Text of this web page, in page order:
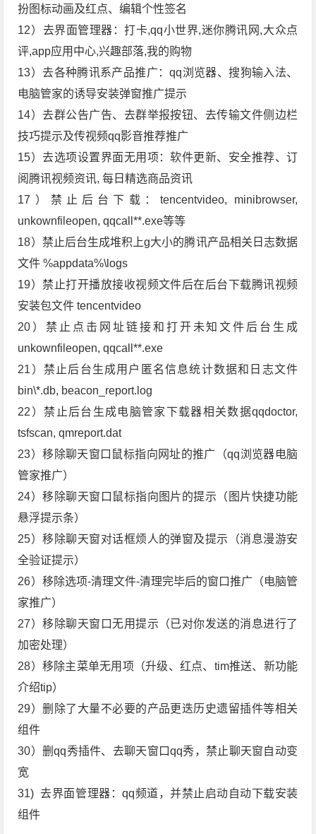
扮图标动画及红点、编辑个性签名
12）去界面管理器：打卡,qq小世界,迷你腾讯网,大众点
评,app应用中心,兴趣部落,我的购物
13）去各种腾讯系产品推广：qq浏览器、搜狗输入法、
电脑管家的诱导安装弹窗推广提示
14）去群公告广告、去群举报按钮、去传输文件侧边栏
技巧提示及传视频qq影音推荐推广
15）去选项设置界面无用项：软件更新、安全推荐、订
阅腾讯视频资讯, 每日精选商品资讯
17）禁止后台下载：tencentvideo, minibrowser,
unkownfileopen, qqcall**.exe等等
18）禁止后台生成堆积上g大小的腾讯产品相关日志数据
文件 %appdata%\logs
19）禁止打开播放接收视频文件后在后台下载腾讯视频
安装包文件 tencentvideo
20）禁止点击网址链接和打开未知文件后台生成
unkownfileopen, qqcall**.exe
21）禁止后台生成用户匿名信息统计数据和日志文件
bin\*.db, beacon_report.log
22）禁止后台生成电脑管家下载器相关数据qqdoctor,
tsfscan, qmreport.dat
23）移除聊天窗口鼠标指向网址的推广（qq浏览器电脑
管家推广）
24）移除聊天窗口鼠标指向图片的提示（图片快捷功能
悬浮提示条）
25）移除聊天窗对话框烦人的弹窗及提示（消息漫游安
全验证提示）
26）移除选项-清理文件-清理完毕后的窗口推广（电脑管
家推广）
27）移除聊天窗口无用提示（已对你发送的消息进行了
加密处理）
28）移除主菜单无用项（升级、红点、tim推送、新功能
介绍tip）
29）删除了大量不必要的产品更迭历史遗留插件等相关
组件
30）删qq秀插件、去聊天窗口qq秀，禁止聊天窗自动变
宽
31) 去界面管理器：qq频道，并禁止启动自动下载安装
组件